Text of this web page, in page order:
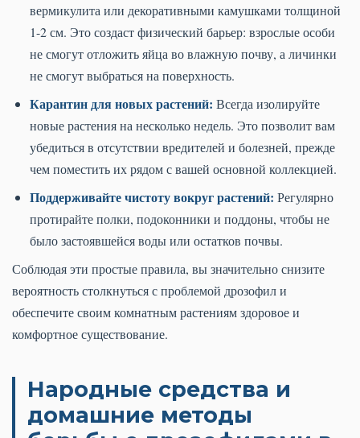
вермикулита или декоративными камушками толщиной
1-2 см. Это создаст физический барьер: взрослые особи
не смогут отложить яйца во влажную почву, а личинки
не смогут выбраться на поверхность.
Карантин для новых растений: Всегда изолируйте
новые растения на несколько недель. Это позволит вам
убедиться в отсутствии вредителей и болезней, прежде
чем поместить их рядом с вашей основной коллекцией.
Поддерживайте чистоту вокруг растений: Регулярно
протирайте полки, подоконники и поддоны, чтобы не
было застоявшейся воды или остатков почвы.
Соблюдая эти простые правила, вы значительно снизите
вероятность столкнуться с проблемой дрозофил и
обеспечите своим комнатным растениям здоровое и
комфортное существование.
Народные средства и
домашние методы